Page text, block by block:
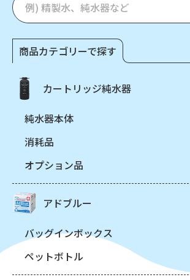
商品カテゴリーで探す
カートリッジ純水器
純水器本体
消耗品
オプション品
アドブルー
バッグインボックス
ペットボトル